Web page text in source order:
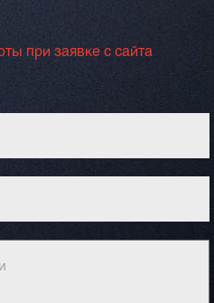
при заявке с сайта